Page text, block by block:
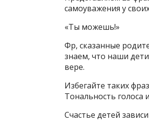
самоуважения у
«Ты можешь!»
Фр, сказанные
знаем, что наши
вере.
Избегайте таких
Тональность голоса
Счастье детей